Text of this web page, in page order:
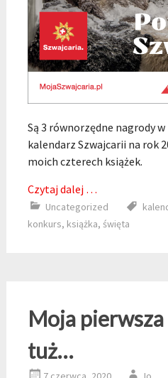
Są 3 równorzędne nagrody
kalendarz Szwajcarii na rok
moich czterech książek.
Czytaj dalej …
Uncategorized
konkurs, książka, święta
Moja
tuż…